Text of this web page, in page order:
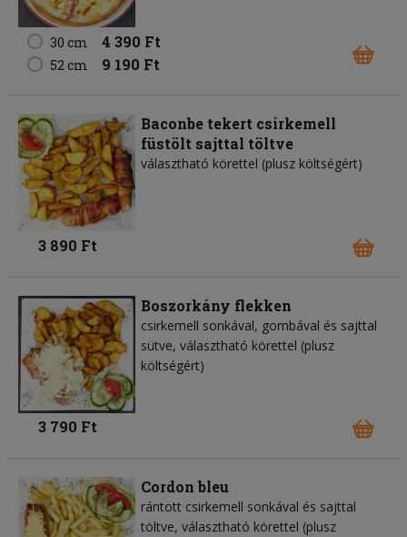
30 cm 4 390 Ft
52 cm 9 190 Ft
Baconbe tekert csirkemell
füstölt sajttal töltve
választható körettel (plusz költségért)
3 890 Ft
Boszorkány flekken
csirkemell sonkával, gombával és sajttal
sütve, választható körettel (plusz
költségért)
3 790 Ft
Cordon bleu
rántott csirkemell sonkával és sajttal
töltve, választható körettel (plusz